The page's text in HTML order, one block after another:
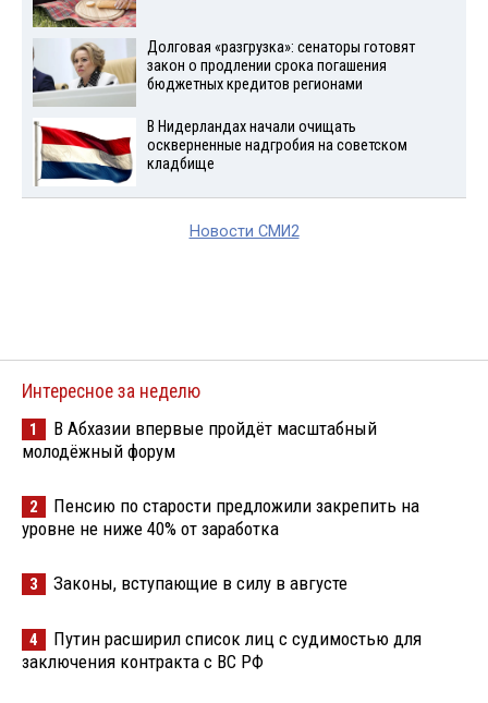
Долговая «разгрузка»: сенаторы готовят
закон о продлении срока погашения
бюджетных кредитов регионами
В Нидерландах начали очищать
оскверненные надгробия на советском
кладбище
Новости СМИ2
Интересное за неделю
1
В Абхазии впервые пройдёт масштабный
молодёжный форум
2
Пенсию по старости предложили закрепить на
уровне не ниже 40% от заработка
3 Законы, вступающие в силу в августе
4
Путин расширил список лиц с судимостью для
заключения контракта с ВС РФ